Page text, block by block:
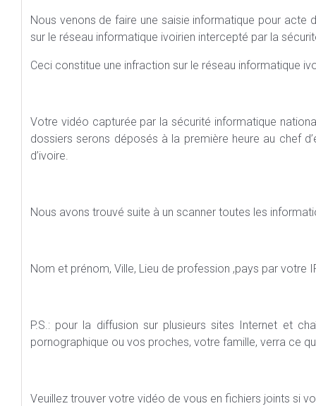
Nous venons de faire une saisie informatique pour acte
sur le réseau informatique ivoirien intercepté par la
Ceci constitue une infraction sur le réseau informatique
Votre vidéo capturée par la sécurité informatique
dossiers serons déposés à la première heure au chef
d’ivoire.
Nous avons trouvé suite à un scanner toutes les
Nom et prénom, Ville, Lieu de profession ,pays par votre
P.S.: pour la diffusion sur plusieurs sites Internet et
pornographique ou vos proches, votre famille, verra ce
Veuillez trouver votre vidéo de vous en fichiers joints si